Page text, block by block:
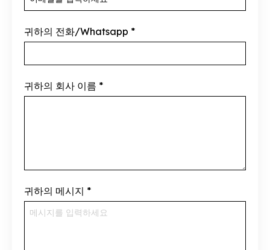
귀하의 전화/Whatsapp *
귀하의 회사 이름 *
귀하의 메시지 *